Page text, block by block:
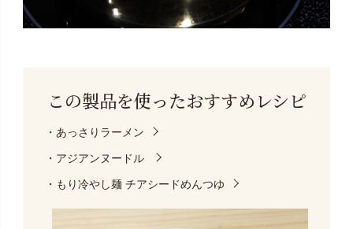
この製品を使ったおすすめレシピ
・あっさりラーメン
・アジアンヌードル
・もり冷やし麺 チアシードめんつゆ